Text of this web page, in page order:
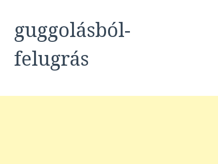
guggolásból-
felugrás